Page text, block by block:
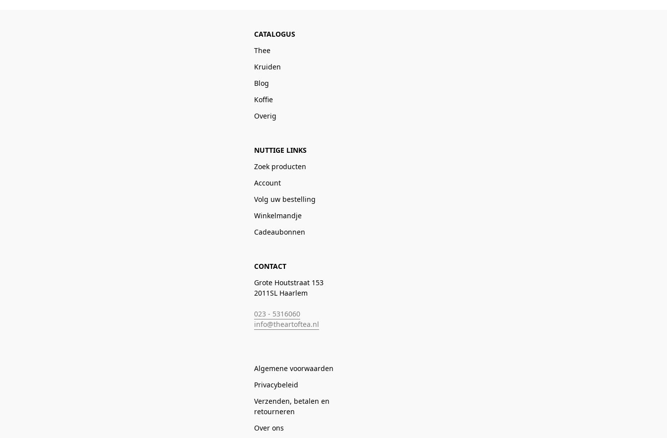
CATALOGUS
Thee
Kruiden
Blog
Koffie
Overig
NUTTIGE LINKS
Zoek producten
Account
Volg uw bestelling
Winkelmandje
Cadeaubonnen
CONTACT
Grote Houtstraat 153
2011SL Haarlem
023 - 5316060
info@theartoftea.nl
Algemene voorwaarden
Privacybeleid
Verzenden, betalen en
retourneren
Over ons